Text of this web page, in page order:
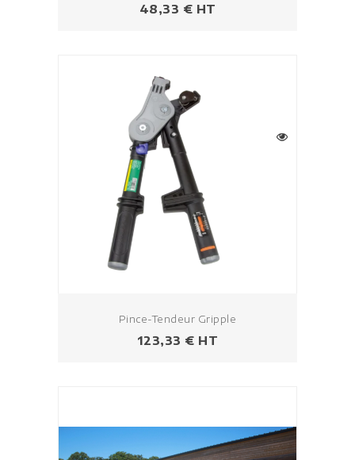
Prezzo
48,33 € HT
Pince-Tendeur Gripple
Prezzo
123,33 € HT